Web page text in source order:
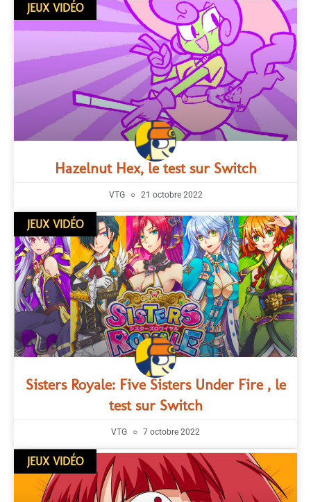
JEUX VIDÉO
Hazelnut Hex, le test sur Switch
VTG 21 octobre 2022
JEUX VIDÉO
Sisters Royale: Five Sisters Under Fire , le
test sur Switch
VTG 7 octobre 2022
JEUX VIDÉO